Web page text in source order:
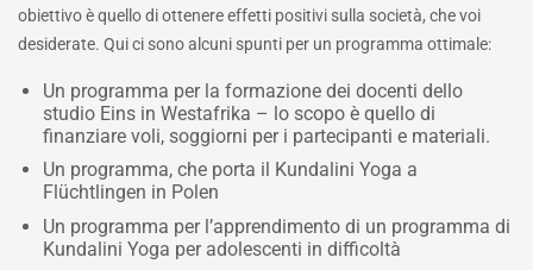
obiettivo è quello di ottenere effetti positivi sulla società, che voi
desiderate. Qui ci sono alcuni spunti per un programma ottimale:
Un programma per la formazione dei docenti dello
studio Eins in Westafrika – lo scopo è quello di
finanziare voli, soggiorni per i partecipanti e materiali.
Un programma, che porta il Kundalini Yoga a
Flüchtlingen in Polen
Un programma per l’apprendimento di un programma di
Kundalini Yoga per adolescenti in difficoltà